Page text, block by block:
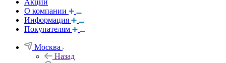
Акции
О компании
Информация
Покупателям
Москва
Назад